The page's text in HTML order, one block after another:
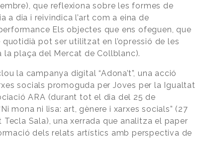
que reflexiona sobre les formes de
a dia i reivindica l’art com a eina de
Els objectes que ens ofeguen, que
pot ser utilitzat en l’opressió de les
la plaça del Mercat de Collblanc).
la campanya digital “Adona’t”, una acció
socials promoguda per Joves per la Igualtat
ARA (durant tot el dia del 25 de
mona ni lisa: art, gènere i xarxes socials” (27
Tecla Sala), una xerrada que analitza el paper
dels relats artístics amb perspectiva de